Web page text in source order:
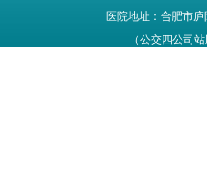
医院地址：合肥市
（公交四公司